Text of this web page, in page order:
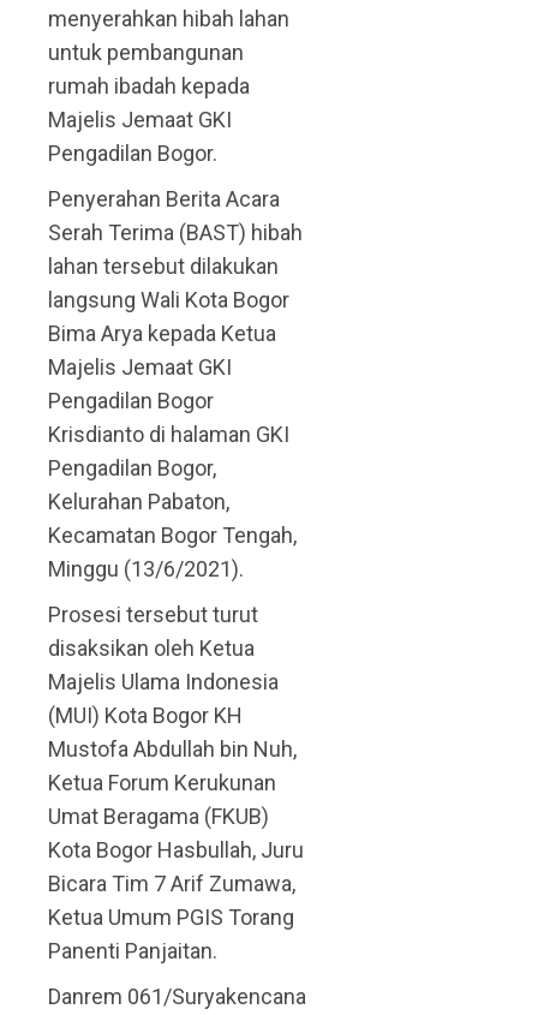
menyerahkan hibah lahan
untuk pembangunan
rumah ibadah kepada
Majelis Jemaat GKI
Pengadilan Bogor.
Penyerahan Berita Acara
Serah Terima (BAST) hibah
lahan tersebut dilakukan
langsung Wali Kota Bogor
Bima Arya kepada Ketua
Majelis Jemaat GKI
Pengadilan Bogor
Krisdianto di halaman GKI
Pengadilan Bogor,
Kelurahan Pabaton,
Kecamatan Bogor Tengah,
Minggu (13/6/2021).
Prosesi tersebut turut
disaksikan oleh Ketua
Majelis Ulama Indonesia
(MUI) Kota Bogor KH
Mustofa Abdullah bin Nuh,
Ketua Forum Kerukunan
Umat Beragama (FKUB)
Kota Bogor Hasbullah, Juru
Bicara Tim 7 Arif Zumawa,
Ketua Umum PGIS Torang
Panenti Panjaitan.
Danrem 061/Suryakencana